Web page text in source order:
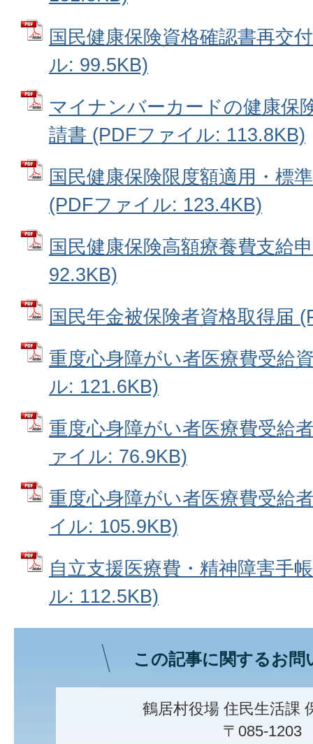
国民健康保険資格確認書再交
ル: 99.5KB)
マイナンバーカードの健康保
請書 (PDFファイル: 113.8KB)
国民健康保険限度額適用・標
(PDFファイル: 123.4KB)
国民健康保険高額療養費支給
92.3KB)
国民年金被保険者資格取得届
重度心身障がい者医療費受給
ル: 121.6KB)
重度心身障がい者医療費受給
ァイル: 76.9KB)
重度心身障がい者医療費受給
イル: 105.9KB)
自立支援医療費・精神障害手
ル: 112.5KB)
この記事に関するお問
鶴居村役場 住民生活課
〒085-1203